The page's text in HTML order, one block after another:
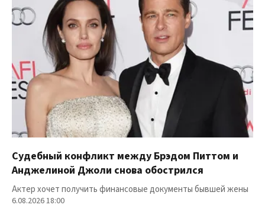
Судебный конфликт между Брэдом Питтом и
Анджелиной Джоли снова обострился
Актер хочет получить финансовые документы бывшей жены
6.08.2026 18:00